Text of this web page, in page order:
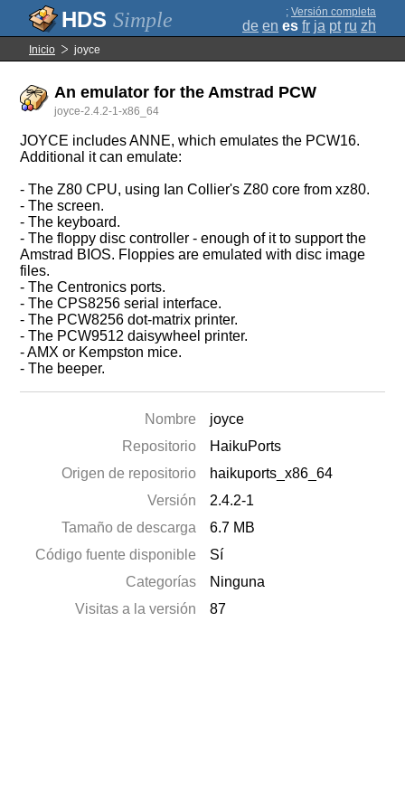
Simple ; Versión completa
de en es fr ja pt ru zh
Inicio joyce
An emulator for the Amstrad PCW
joyce-2.4.2-1-x86_64
JOYCE includes ANNE, which emulates the PCW16.
Additional it can emulate:
- The Z80 CPU, using Ian Collier's Z80 core from xz80.
- The screen.
- The keyboard.
- The floppy disc controller - enough of it to support the
Amstrad BIOS. Floppies are emulated with disc image
files.
- The Centronics ports.
- The CPS8256 serial interface.
- The PCW8256 dot-matrix printer.
- The PCW9512 daisywheel printer.
- AMX or Kempston mice.
- The beeper.
Nombre
joyce
Repositorio
HaikuPorts
Origen de repositorio
haikuports_x86_64
Versión
2.4.2-1
Tamaño de descarga
6.7 MB
Código fuente disponible
Sí
Categorías
Ninguna
Visitas a la versión
87